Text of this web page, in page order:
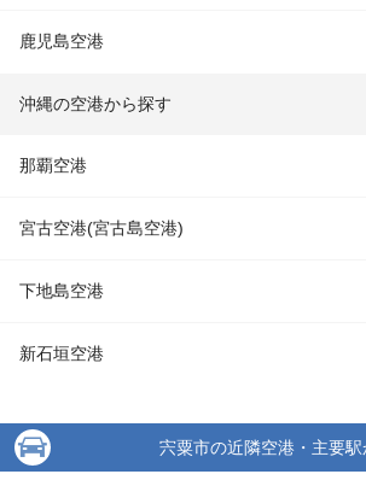
鹿児島空港
沖縄の空港から探す
那覇空港
宮古空港(宮古島空港)
下地島空港
新石垣空港
宍粟市の近隣空港・主要駅